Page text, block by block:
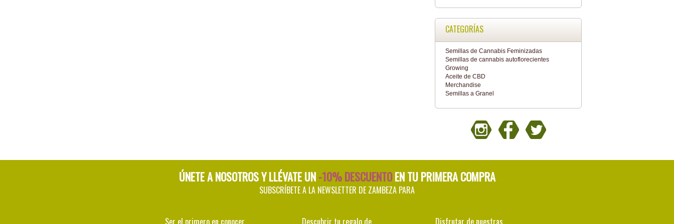
CATEGORÍAS
Semillas de Cannabis Feminizadas
Semillas de cannabis autoflorecientes
Growing
Aceite de CBD
Merchandise
Semillas a Granel
ÚNETE A NOSOTROS Y LLÉVATE UN-10% DESCUENTOEN TU PRIMERA COMPRA
SUBSCRÍBETE A LA NEWSLETTER DE ZAMBEZA PARA
Ser el primero en conocer Descubrir tu regalo de Disfrutar de nuestras